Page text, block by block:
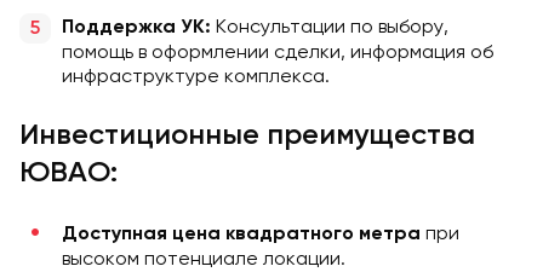
Поддержка УК: Консультации по выбору,
помощь в оформлении сделки, информация об
инфраструктуре комплекса.
Инвестиционные преимущества
ЮВАО:
Доступная цена квадратного метра при
высоком потенциале локации.